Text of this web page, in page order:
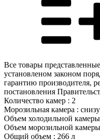
Все товары
установленом законом
гарантию производителя,
постановления
Количество камер : 2
Морозильная камера : снизу
Объем холодильной
Объем морозильной
Общий объем : 266 л